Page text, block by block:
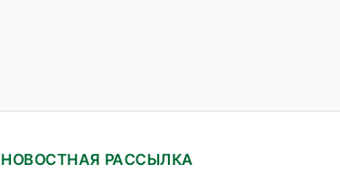
НОВОСТНАЯ РАССЫЛКА